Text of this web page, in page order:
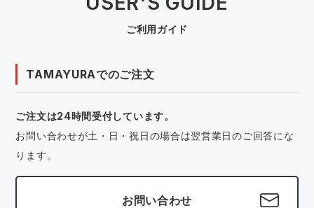
ご利用ガイド
TAMAYURAでのご注文
ご注文は24時間受付しています。
お問い合わせが土・日・祝日の場合は翌営業日のご回答にな
ります。
お問い合わせ